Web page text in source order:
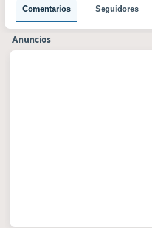
Comentarios Seguidores
Anuncios